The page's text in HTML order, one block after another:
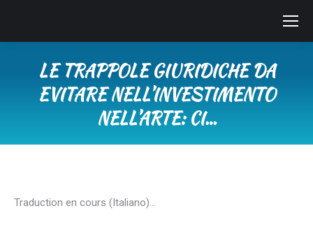
LE TRAPPOLE GIURIDICHE DA
EVITARE NELL’INVESTIMENTO
NELL’ARTE: CI…
Traduction en cours (Italiano)…